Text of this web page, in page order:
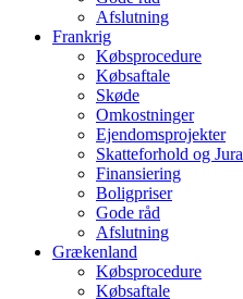
Afslutning
Frankrig
Købsprocedure
Købsaftale
Skøde
Omkostninger
Ejendomsprojekter
Skatteforhold og Jura
Finansiering
Boligpriser
Gode råd
Afslutning
Grækenland
Købsprocedure
Købsaftale